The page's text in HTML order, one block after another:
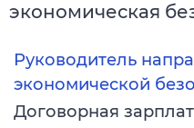
экономическая
Руководитель
экономической
Договорная